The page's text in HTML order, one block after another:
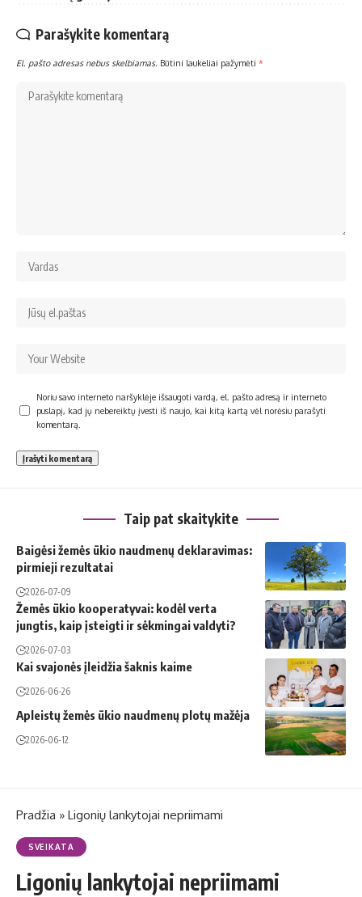
Parašykite komentarą
El. pašto adresas nebus skelbiamas. Būtini laukeliai pažymėti *
Noriu savo interneto naršyklėje išsaugoti vardą, el. pašto adresą ir interneto
puslapį, kad jų nebereiktų įvesti iš naujo, kai kitą kartą vėl norėsiu parašyti
komentarą.
Taip pat skaitykite
Baigėsi žemės ūkio naudmenų deklaravimas:
pirmieji rezultatai
2026-07-09
Žemės ūkio kooperatyvai: kodėl verta
jungtis, kaip įsteigti ir sėkmingai valdyti?
2026-07-03
Kai svajonės įleidžia šaknis kaime
2026-06-26
Apleistų žemės ūkio naudmenų plotų mažėja
2026-06-12
Pradžia » Ligonių lankytojai nepriimami
SVEIKATA
Ligonių lankytojai nepriimami